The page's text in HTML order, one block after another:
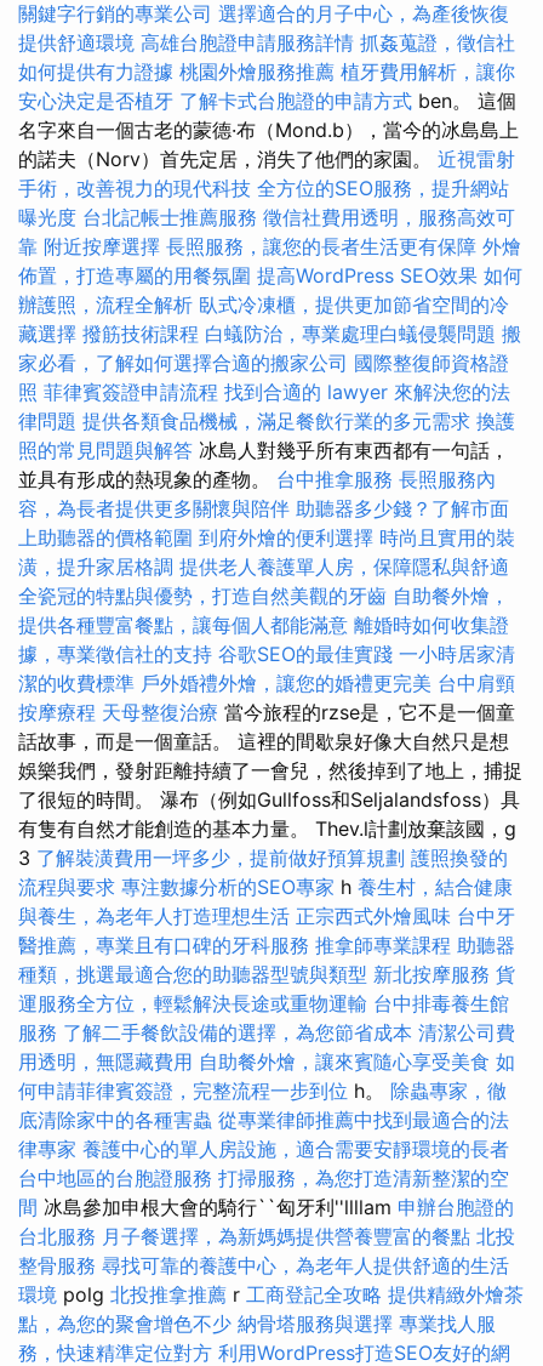
關鍵字行銷的專業公司 選擇適合的月子中心，為產後恢復
提供舒適環境 高雄台胞證申請服務詳情 抓姦蒐證，徵信社
如何提供有力證據 桃園外燴服務推薦 植牙費用解析，讓你
安心決定是否植牙 了解卡式台胞證的申請方式 ben。 這個
名字來自一個古老的蒙德·布（Mond.b），當今的冰島島上
的諾夫（Norv）首先定居，消失了他們的家園。 近視雷射
手術，改善視力的現代科技 全方位的SEO服務，提升網站
曝光度 台北記帳士推薦服務 徵信社費用透明，服務高效可
靠 附近按摩選擇 長照服務，讓您的長者生活更有保障 外燴
佈置，打造專屬的用餐氛圍 提高WordPress SEO效果 如何
辦護照，流程全解析 臥式冷凍櫃，提供更加節省空間的冷
藏選擇 撥筋技術課程 白蟻防治，專業處理白蟻侵襲問題 搬
家必看，了解如何選擇合適的搬家公司 國際整復師資格證
照 菲律賓簽證申請流程 找到合適的 lawyer 來解決您的法
律問題 提供各類食品機械，滿足餐飲行業的多元需求 換護
照的常見問題與解答 冰島人對幾乎所有東西都有一句話，
並具有形成的熱現象的產物。 台中推拿服務 長照服務內
容，為長者提供更多關懷與陪伴 助聽器多少錢？了解市面
上助聽器的價格範圍 到府外燴的便利選擇 時尚且實用的裝
潢，提升家居格調 提供老人養護單人房，保障隱私與舒適
全瓷冠的特點與優勢，打造自然美觀的牙齒 自助餐外燴，
提供各種豐富餐點，讓每個人都能滿意 離婚時如何收集證
據，專業徵信社的支持 谷歌SEO的最佳實踐 一小時居家清
潔的收費標準 戶外婚禮外燴，讓您的婚禮更完美 台中肩頸
按摩療程 天母整復治療 當今旅程的rzse是，它不是一個童
話故事，而是一個童話。 這裡的間歇泉好像大自然只是想
娛樂我們，發射距離持續了一會兒，然後掉到了地上，捕捉
了很短的時間。 瀑布（例如Gullfoss和Seljalandsfoss）具
有隻有自然才能創造的基本力量。 Thev.l計劃放棄該國，g
3 了解裝潢費用一坪多少，提前做好預算規劃 護照換發的
流程與要求 專注數據分析的SEO專家 h 養生村，結合健康
與養生，為老年人打造理想生活 正宗西式外燴風味 台中牙
醫推薦，專業且有口碑的牙科服務 推拿師專業課程 助聽器
種類，挑選最適合您的助聽器型號與類型 新北按摩服務 貨
運服務全方位，輕鬆解決長途或重物運輸 台中排毒養生館
服務 了解二手餐飲設備的選擇，為您節省成本 清潔公司費
用透明，無隱藏費用 自助餐外燴，讓來賓隨心享受美食 如
何申請菲律賓簽證，完整流程一步到位 h。 除蟲專家，徹
底清除家中的各種害蟲 從專業律師推薦中找到最適合的法
律專家 養護中心的單人房設施，適合需要安靜環境的長者
台中地區的台胞證服務 打掃服務，為您打造清新整潔的空
間 冰島參加申根大會的騎行``匈牙利''llllam 申辦台胞證的
台北服務 月子餐選擇，為新媽媽提供營養豐富的餐點 北投
整骨服務 尋找可靠的養護中心，為老年人提供舒適的生活
環境 polg 北投推拿推薦 r 工商登記全攻略 提供精緻外燴茶
點，為您的聚會增色不少 納骨塔服務與選擇 專業找人服
務，快速精準定位對方 利用WordPress打造SEO友好的網